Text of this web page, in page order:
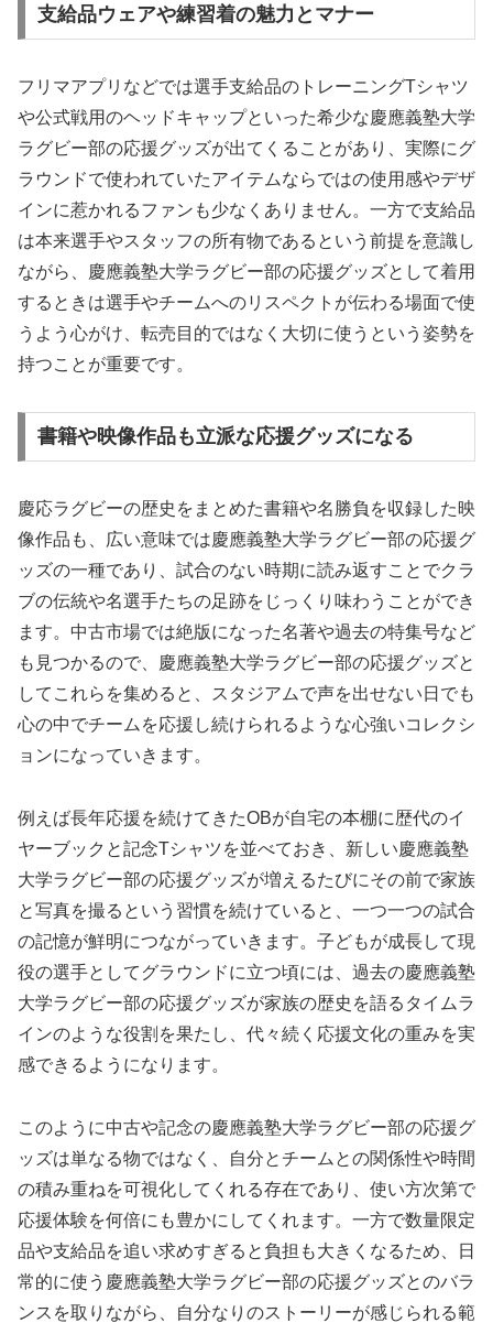
支給品ウェアや練習着の魅力とマナー
フリマアプリなどでは選手支給品のトレーニングTシャツ
や公式戦用のヘッドキャップといった希少な慶應義塾大学
ラグビー部の応援グッズが出てくることがあり、実際にグ
ラウンドで使われていたアイテムならではの使用感やデザ
インに惹かれるファンも少なくありません。一方で支給品
は本来選手やスタッフの所有物であるという前提を意識し
ながら、慶應義塾大学ラグビー部の応援グッズとして着用
するときは選手やチームへのリスペクトが伝わる場面で使
うよう心がけ、転売目的ではなく大切に使うという姿勢を
持つことが重要です。
書籍や映像作品も立派な応援グッズになる
慶応ラグビーの歴史をまとめた書籍や名勝負を収録した映
像作品も、広い意味では慶應義塾大学ラグビー部の応援グ
ッズの一種であり、試合のない時期に読み返すことでクラ
ブの伝統や名選手たちの足跡をじっくり味わうことができ
ます。中古市場では絶版になった名著や過去の特集号など
も見つかるので、慶應義塾大学ラグビー部の応援グッズと
してこれらを集めると、スタジアムで声を出せない日でも
心の中でチームを応援し続けられるような心強いコレクシ
ョンになっていきます。
例えば長年応援を続けてきたOBが自宅の本棚に歴代のイ
ヤーブックと記念Tシャツを並べておき、新しい慶應義塾
大学ラグビー部の応援グッズが増えるたびにその前で家族
と写真を撮るという習慣を続けていると、一つ一つの試合
の記憶が鮮明につながっていきます。子どもが成長して現
役の選手としてグラウンドに立つ頃には、過去の慶應義塾
大学ラグビー部の応援グッズが家族の歴史を語るタイムラ
インのような役割を果たし、代々続く応援文化の重みを実
感できるようになります。
このように中古や記念の慶應義塾大学ラグビー部の応援グ
ッズは単なる物ではなく、自分とチームとの関係性や時間
の積み重ねを可視化してくれる存在であり、使い方次第で
応援体験を何倍にも豊かにしてくれます。一方で数量限定
品や支給品を追い求めすぎると負担も大きくなるため、日
常的に使う慶應義塾大学ラグビー部の応援グッズとのバラ
ンスを取りながら、自分なりのストーリーが感じられる範